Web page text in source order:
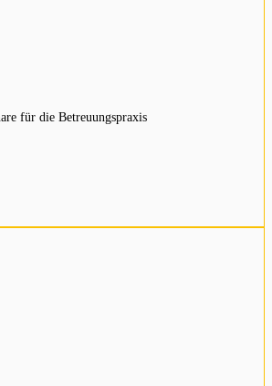
für die Betreuungspraxis